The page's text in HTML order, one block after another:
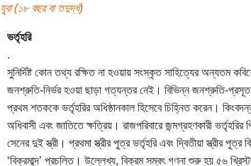
যুবা (১৮ বছর বা তদুর্দ্ধ)
ভর্তৃহরি
.
সুনির্দিষ্ট কোন তথ্য রক্ষিত না হওয়ায় সংস্কৃত সাহিত্যের অন্যতম
জনশ্রুতি-নির্ভর হওয়া ছাড়া গত্যন্তর নেই। বিভিন্ন জনশ্রুতি-প্রসূত
প্রথম শতককে ভর্তৃহরির অধিষ্ঠানকাল হিসেবে চিহ্নিত করেন।
অধিবাসী এবং জাতিতে ক্ষত্রিয়। রাজপরিবারে জন্মগ্রহণকারী ভর্তৃহরির
সেনের দুই স্ত্রী। প্রথমা স্ত্রীর পুত্র ভর্তৃহরি এবং দ্বিতীয়া স্ত্রীর পুত্র
‘বিক্রমাব্দ’ প্রচলিত। উল্লেখ্য, বিক্রম সম্বৎ গণনা শুরু হয় ৫৬